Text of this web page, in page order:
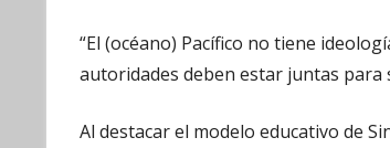
“El (océano) Pacífico no tiene
autoridades deben estar juntas para
Al destacar el modelo educativo de